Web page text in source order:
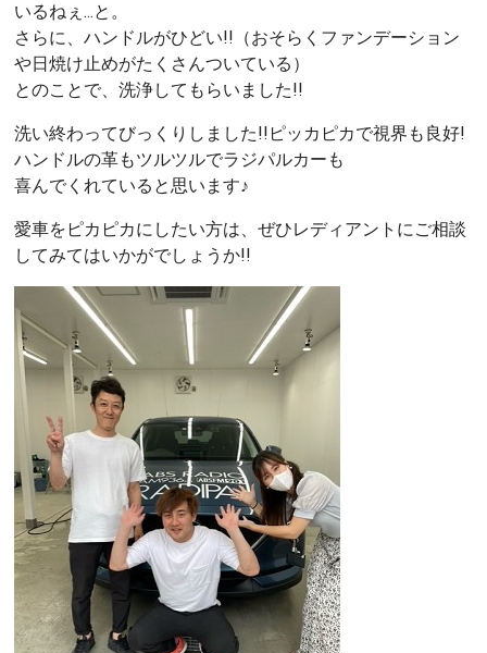
いるねぇ...と。
さらに、ハンドルがひどい!!（おそらくファンデーション
や日焼け止めがたくさんついている）
とのことで、洗浄してもらいました!!
洗い終わってびっくりしました!!ピッカピカで視界も良好!
ハンドルの革もツルツルでラジパルカーも
喜んでくれていると思います♪
愛車をピカピカにしたい方は、ぜひレディアントにご相談
してみてはいかがでしょうか!!